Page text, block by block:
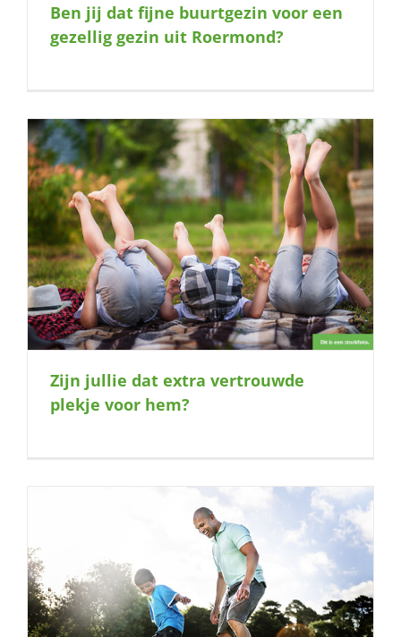
Ben jij dat fijne buurtgezin voor een
gezellig gezin uit Roermond?
Zijn jullie dat extra vertrouwde
plekje voor hem?